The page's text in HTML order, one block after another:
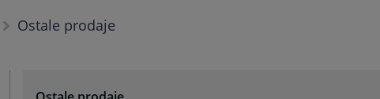
Ostale prodaje